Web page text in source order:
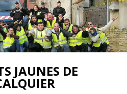
JAUNES DE